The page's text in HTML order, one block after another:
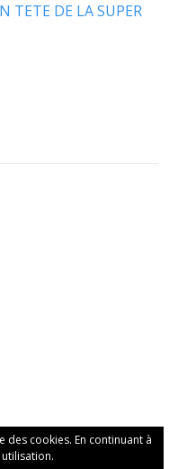
TETE DE LA SUPER
des cookies. En continuant à